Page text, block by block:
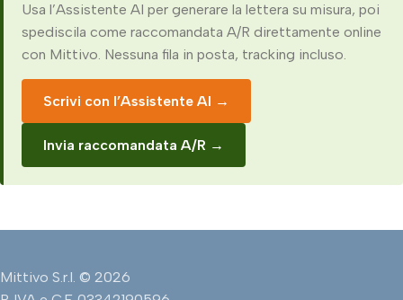
Usa l’Assistente AI per generare la lettera su misura, poi
spediscila come raccomandata A/R direttamente online
con Mittivo. Nessuna fila in posta, tracking incluso.
Scrivi con l’Assistente AI →
Invia raccomandata A/R →
Mittivo S.r.l. © 2026